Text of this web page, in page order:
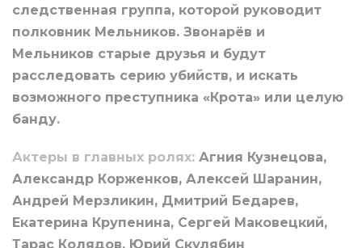
следственная группа, которой руководит
полковник Мельников. Звонарёв и
Мельников старые друзья и будут
расследовать серию убийств, и искать
возможного преступника «Крота» или целую
банду.
Актеры в главных ролях: Агния Кузнецова,
Александр Корженков, Алексей Шаранин,
Андрей Мерзликин, Дмитрий Бедарев,
Екатерина Крупенина, Сергей Маковецкий,
Тарас Колядов, Юрий Скулябин